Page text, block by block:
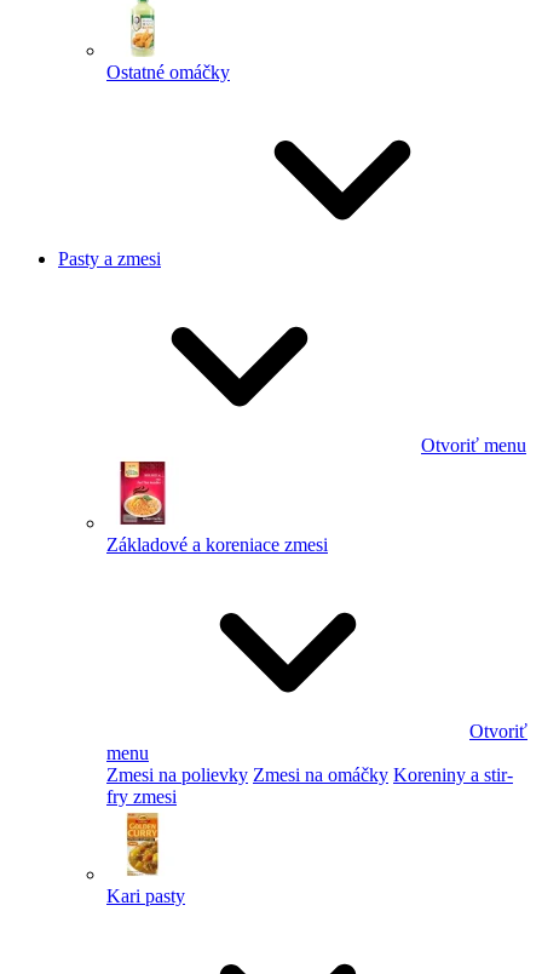
Ostatné omáčky
Pasty a zmesi
Otvoriť menu
Základové a koreniace zmesi
Otvoriť
menu
Zmesi na polievky Zmesi na omáčky Koreniny a stir-
fry zmesi
Kari pasty